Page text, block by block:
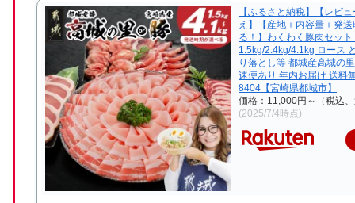
【ふるさと納税】【レビ
え】【産地＋内容量＋発
る！】わくわく豚肉セット
1.5kg/2.4kg/4.1kg ロース
り落とし等 都城産高城の
速便あり 年内お届け 送料
8404【宮崎県都城市】
価格：11,000円～（税込
(2025/7/4時点)